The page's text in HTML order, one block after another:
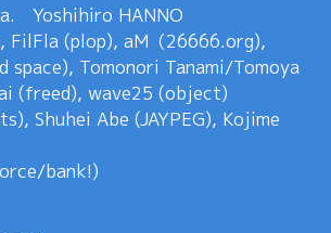
Yoshihiro HANNO
(plop), aM（26666.org),
space), Tomonori Tanami/Tomoya
(freed), wave25 (object)
Shuhei Abe (JAYPEG), Kojime
bank!)